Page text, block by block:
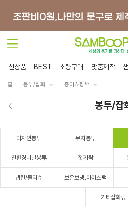
신상품 BEST 소량구매 맞춤제작
홈 봉투/잡화 종이쇼핑백
봉투/잡
디자인봉투 무지봉투
친환경비닐봉투 젓가락
냅킨/물티슈 보온보냉.아이스팩
기타잡화류